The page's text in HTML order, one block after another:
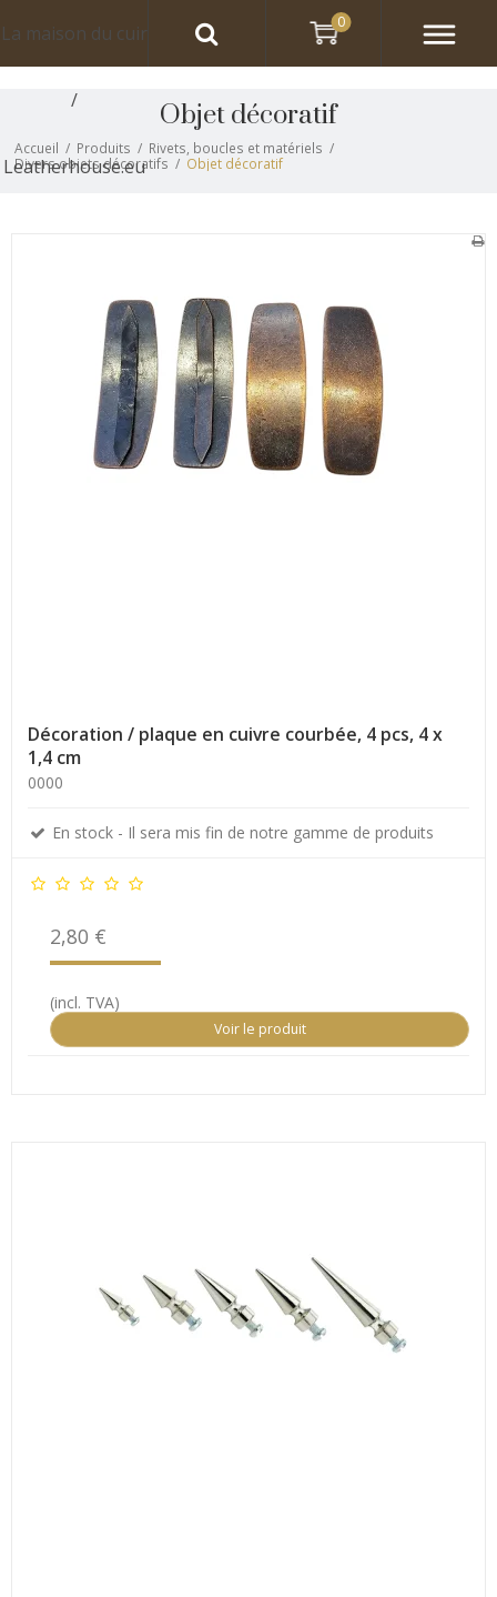
Objet décoratif
Accueil / Produits / Rivets, boucles et matériels /
Divers objets décoratifs / Objet décoratif
Décoration / plaque en cuivre courbée, 4 pcs, 4 x
1,4 cm
0000
En stock - Il sera mis fin de notre gamme de produits
2,80 €
(incl. TVA)
Voir le produit
La maison du cuir
/
Leatherhouse.eu
0